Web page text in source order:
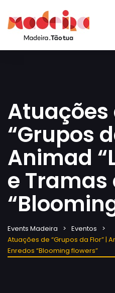
Atuações
“Grupos
Animad
e Tramas
Events Madeira
Eventos
Atuações de “Grupos da Flor” |
Enredos “Blooming flowers”